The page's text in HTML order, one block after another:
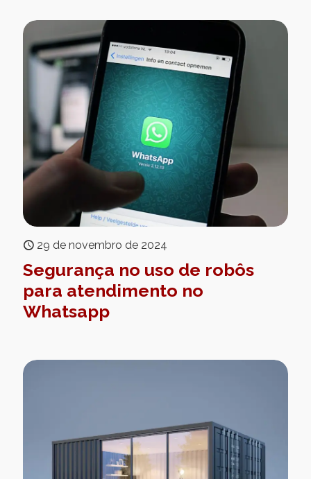
29 de novembro de 2024
Segurança no uso de robôs
para atendimento no
Whatsapp